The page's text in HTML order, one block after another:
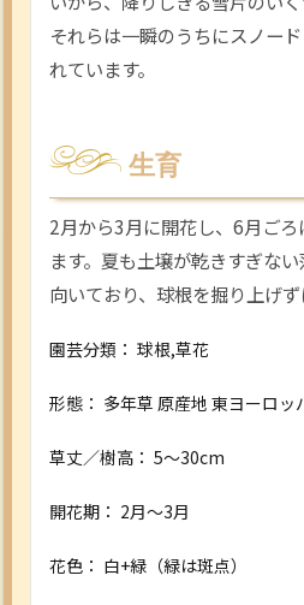
それらは一瞬のうちにスノー
れています。
生育
2月から3月に開花し、6月ご
ます。夏も土壌が乾きすぎな
向いており、球根を掘り上げず
園芸分類： 球根,草花
形態： 多年草 原産地 東ヨーロッ
草丈／樹高： 5～30cm
開花期： 2月～3月
花色： 白+緑（緑は斑点）